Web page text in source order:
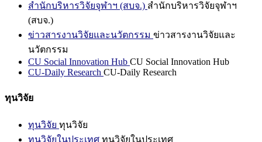
สำนักบริหารวิจัยจุฬาฯ (สบจ.) สำนักบริหารวิจัยจุฬาฯ
(สบจ.)
ข่าวสารงานวิจัยและนวัตกรรม ข่าวสารงานวิจัยและ
นวัตกรรม
CU Social Innovation Hub CU Social Innovation Hub
CU-Daily Research CU-Daily Research
ทุนวิจัย
ทุนวิจัย ทุนวิจัย
ทุนวิจัยในประเทศ ทุนวิจัยในประเทศ